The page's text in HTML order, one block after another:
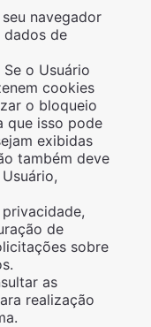
navegador
de
Se o Usuário
cookies
o bloqueio
que isso pode
exibidas
também deve
de
sobre
as
realização